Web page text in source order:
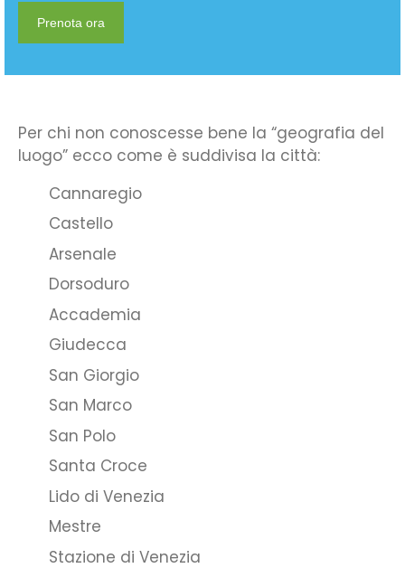
Prenota ora
Per chi non conoscesse bene la “geografia del
luogo” ecco come è suddivisa la città:
Cannaregio
Castello
Arsenale
Dorsoduro
Accademia
Giudecca
San Giorgio
San Marco
San Polo
Santa Croce
Lido di Venezia
Mestre
Stazione di Venezia